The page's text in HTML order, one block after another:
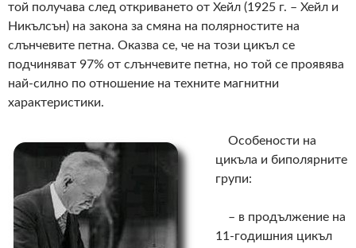
той получава след откриването от Хейл (1925 г. – Хейл и
Никълсън) на закона за смяна на полярностите на
слънчевите петна. Оказва се, че на този цикъл се
подчиняват 97% от слънчевите петна, но той се проявява
най-силно по отношение на техните магнитни
характеристики.
Особености на
цикъла и биполярните
групи:
– в продължение на
11-годишния цикъл